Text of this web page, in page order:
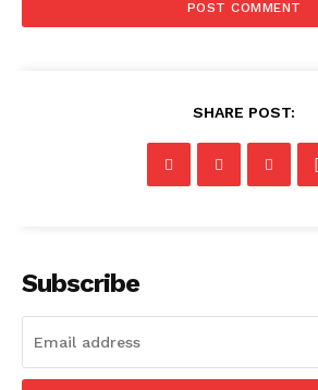
SHARE POST:
Subscribe